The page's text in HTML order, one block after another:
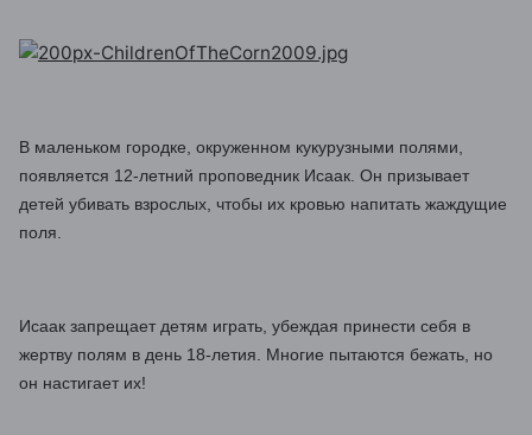
В маленьком городке, окруженном кукурузными полями,
появляется 12-летний проповедник Исаак. Он призывает
детей убивать взрослых, чтобы их кровью напитать жаждущие
поля.
Исаак запрещает детям играть, убеждая принести себя в
жертву полям в день 18-летия. Многие пытаются бежать, но
он настигает их!